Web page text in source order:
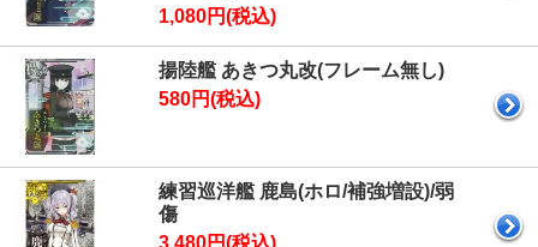
1,080円(税込)
揚陸艦 あきつ丸改(フレーム無し)
580円(税込)
練習巡洋艦 鹿島(ホロ/補強増設)/弱
傷